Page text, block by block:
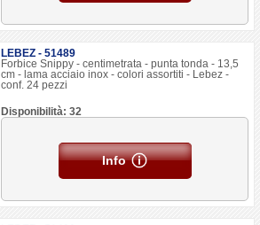
LEBEZ - 51489
Forbice Snippy - centimetrata - punta tonda - 13,5
cm - lama acciaio inox - colori assortiti - Lebez -
conf. 24 pezzi
Disponibilità: 32
Info